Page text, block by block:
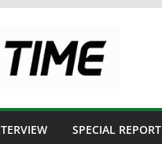
SPECIAL REPORT